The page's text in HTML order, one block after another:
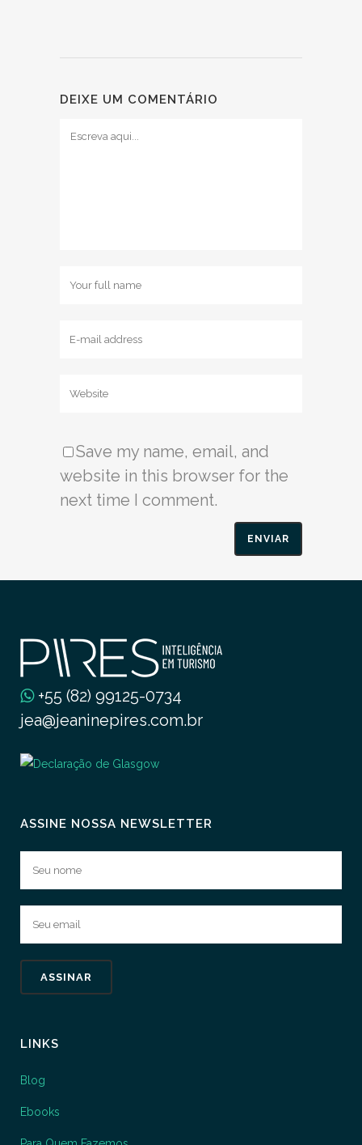
DEIXE UM COMENTÁRIO
Save my name, email, and
website in this browser for the
next time I comment.
+55 (82) 99125-0734
jea@jeaninepires.com.br
ASSINE NOSSA NEWSLETTER
LINKS
Blog
Ebooks